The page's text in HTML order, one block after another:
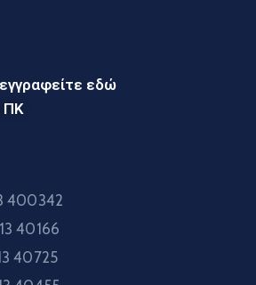
εδώ
ΠΚ
400342
40166
40725